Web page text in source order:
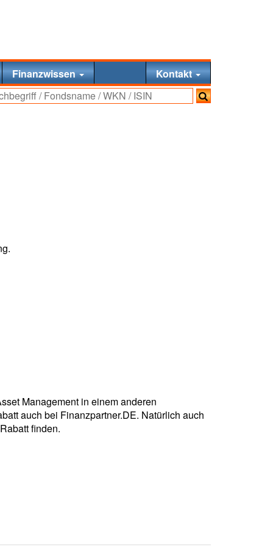
Finanzwissen Kontakt
Management in einem anderen
auch bei Finanzpartner.DE. Natürlich auch
finden.